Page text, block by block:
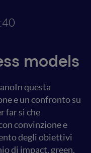
models​​
questa
e un confronto su
far sì che
convinzione e
degli obiettivi
di impact, green,